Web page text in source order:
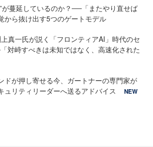
が蔓延しているのか？──「またやり直せば
から抜け出す5つのゲートモデル
真一氏が説く「フロンティアAI」時代のセ
対峙すべきは未知ではなく、高速化された
ドが押し寄せる今、ガートナーの専門家が
ュリティリーダーへ送るアドバイス
NEW